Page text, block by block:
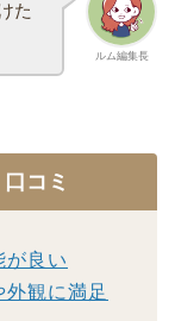
ルム編集長
た
コミ
が良い
外観に満足